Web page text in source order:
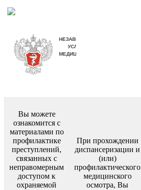
Вы можете
ознакомится с
материалами по
профилактике
преступлений,
связанных с
неправомерным
доступом к
охраняемой
При прохождении
диспансеризации и
(или)
профилактического
медицинского
осмотра, Вы